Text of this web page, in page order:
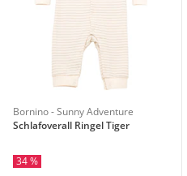
Bornino - Sunny Adventure
Schlafoverall Ringel Tiger
34 %